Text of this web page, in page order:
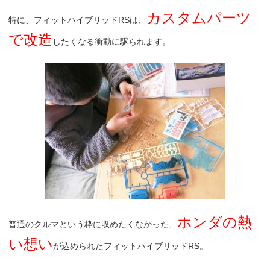
特に、フィットハイブリッドRSは、
カスタムパーツ
で改造 したくなる衝動に駆られます。
普通のクルマという枠に収めたくなかった、 ホンダの熱
い想いが込められたフィットハイブリッドRS。